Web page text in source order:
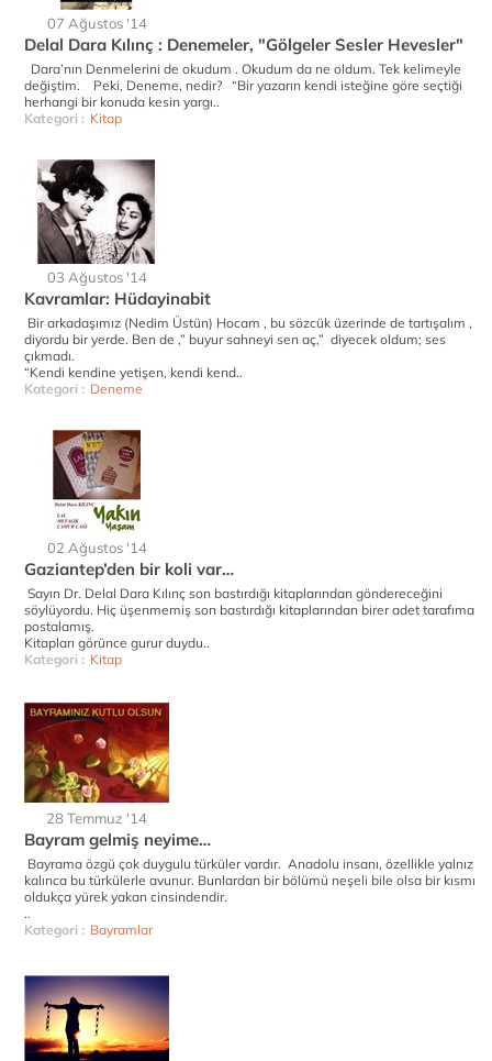
07 Ağustos '14
Delal Dara Kılınç : Denemeler, "Gölgeler Sesler Hevesler"
Dara’nın Denmelerini de okudum . Okudum da ne oldum. Tek kelimeyle
değiştim. Peki, Deneme, nedir? “Bir yazarın kendi isteğine göre seçtiği
herhangi bir konuda kesin yargı..
Kategori : Kitap
03 Ağustos '14
Kavramlar: Hüdayinabit
Bir arkadaşımız (Nedim Üstün) Hocam , bu sözcük üzerinde de tartışalım ,
diyordu bir yerde. Ben de ,” buyur sahneyi sen aç,” diyecek oldum; ses
çıkmadı.
“Kendi kendine yetişen, kendi kend..
Kategori : Deneme
02 Ağustos '14
Gaziantep’den bir koli var…
Sayın Dr. Delal Dara Kılınç son bastırdığı kitaplarından göndereceğini
söylüyordu. Hiç üşenmemiş son bastırdığı kitaplarından birer adet tarafıma
postalamış.
Kitapları görünce gurur duydu..
Kategori : Kitap
28 Temmuz '14
Bayram gelmiş neyime…
Bayrama özgü çok duygulu türküler vardır. Anadolu insanı, özellikle yalnız
kalınca bu türkülerle avunur. Bunlardan bir bölümü neşeli bile olsa bir kısmı
oldukça yürek yakan cinsindendir.
..
Kategori : Bayramlar